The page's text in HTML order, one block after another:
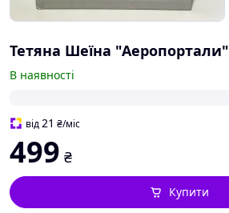
Тетяна Шеїна "Аеропортали"
В наявності
від21 ₴/міс
499 ₴
Купити